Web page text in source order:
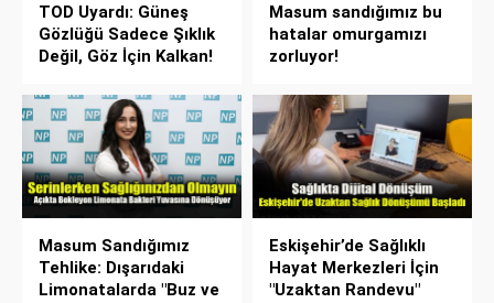
TOD Uyardı: Güneş
Gözlüğü Sadece Şıklık
Değil, Göz İçin Kalkan!
Masum sandığımız bu
hatalar omurgamızı
zorluyor!
Masum Sandığımız
Tehlike: Dışarıdaki
Limonatalarda "Buz ve
Eskişehir’de Sağlıklı
Hayat Merkezleri İçin
"Uzaktan Randevu"